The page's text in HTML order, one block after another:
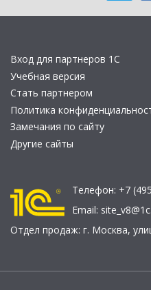
Вход для партнеров 1С
Учебная версия
Стать партнером
Политика
Замечания по сайту
Другие сайты
Телефон: +7
Email:
Отдел продаж: г. Москва,